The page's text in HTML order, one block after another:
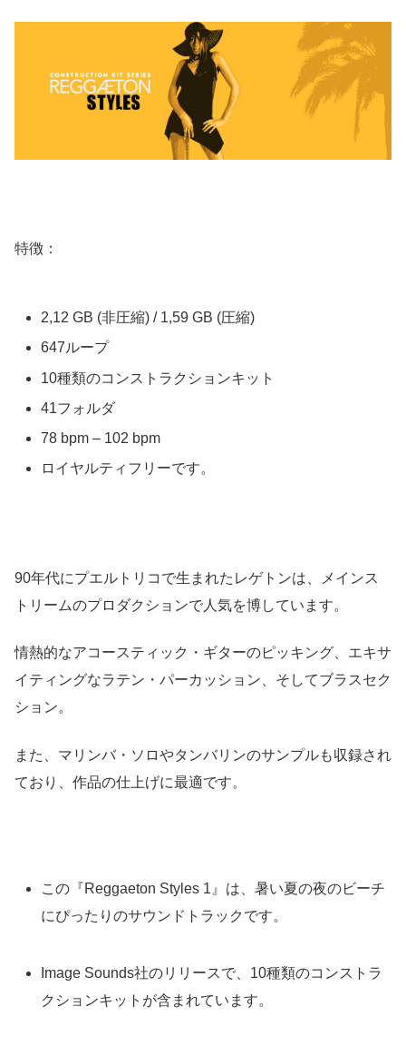
特徴：
2,12 GB (非圧縮) / 1,59 GB (圧縮)
647ループ
10種類のコンストラクションキット
41フォルダ
78 bpm – 102 bpm
ロイヤルティフリーです。
90年代にプエルトリコで生まれたレゲトンは、メインス
トリームのプロダクションで人気を博しています。
情熱的なアコースティック・ギターのピッキング、エキサ
イティングなラテン・パーカッション、そしてブラスセク
ション。
また、マリンバ・ソロやタンバリンのサンプルも収録され
ており、作品の仕上げに最適です。
この『Reggaeton Styles 1』は、暑い夏の夜のビーチ
にぴったりのサウンドトラックです。
Image Sounds社のリリースで、10種類のコンストラ
クションキットが含まれています。